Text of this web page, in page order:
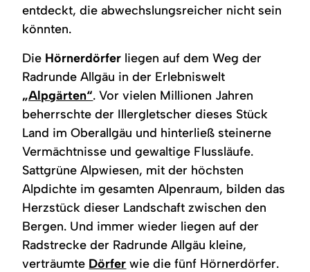
entdeckt, die abwechslungsreicher nicht sein
könnten.
Die Hörnerdörfer liegen auf dem Weg der
Radrunde Allgäu in der Erlebniswelt
„Alpgärten“. Vor vielen Millionen Jahren
beherrschte der Illergletscher dieses Stück
Land im Oberallgäu und hinterließ steinerne
Vermächtnisse und gewaltige Flussläufe.
Sattgrüne Alpwiesen, mit der höchsten
Alpdichte im gesamten Alpenraum, bilden das
Herzstück dieser Landschaft zwischen den
Bergen. Und immer wieder liegen auf der
Radstrecke der Radrunde Allgäu kleine,
verträumte Dörfer wie die fünf Hörnerdörfer.